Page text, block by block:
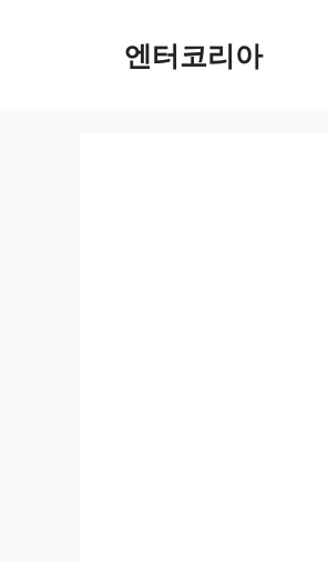
엔터코리아